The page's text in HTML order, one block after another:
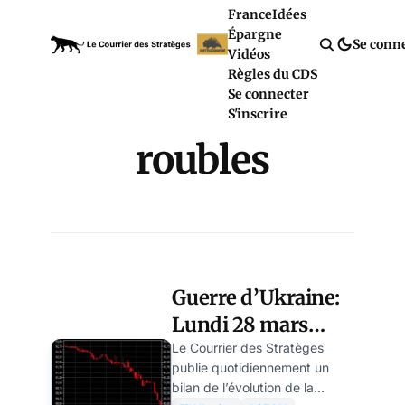
FranceIdées
Épargne
Vidéos
Règles du CDS
Se connecter
S'inscrire
Se
roubles
Guerre d’Ukraine:
Lundi 28 mars
2022 – Jour 33 –
Fin de soirée
Le Courrier des Stratèges
publie quotidiennement un
bilan de l’évolution de la